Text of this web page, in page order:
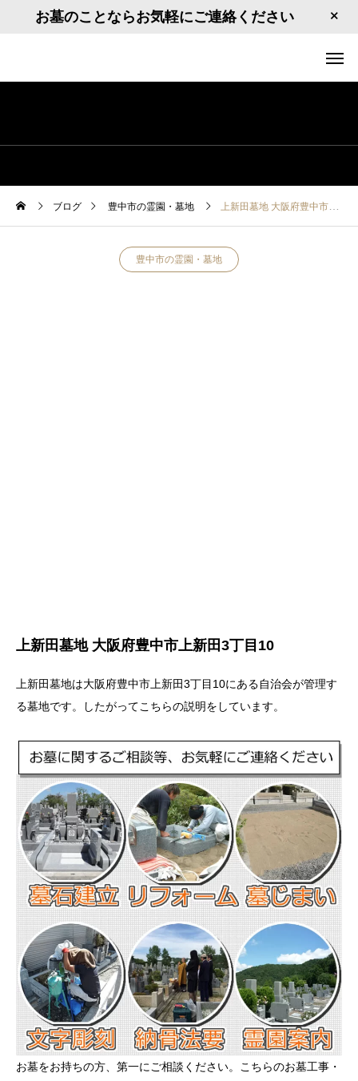
お墓のことならお気軽にご連絡ください
ブログ 豊中市の霊園・墓地 上新田墓地 大阪府豊中市上新田3丁目10
豊中市の霊園・墓地
上新田墓地 大阪府豊中市上新田3丁目10
上新田墓地は大阪府豊中市上新田3丁目10にある自治会が管理す
る墓地です。したがってこちらの説明をしています。
お墓をお持ちの方、第一にご相談ください。こちらのお墓工事・